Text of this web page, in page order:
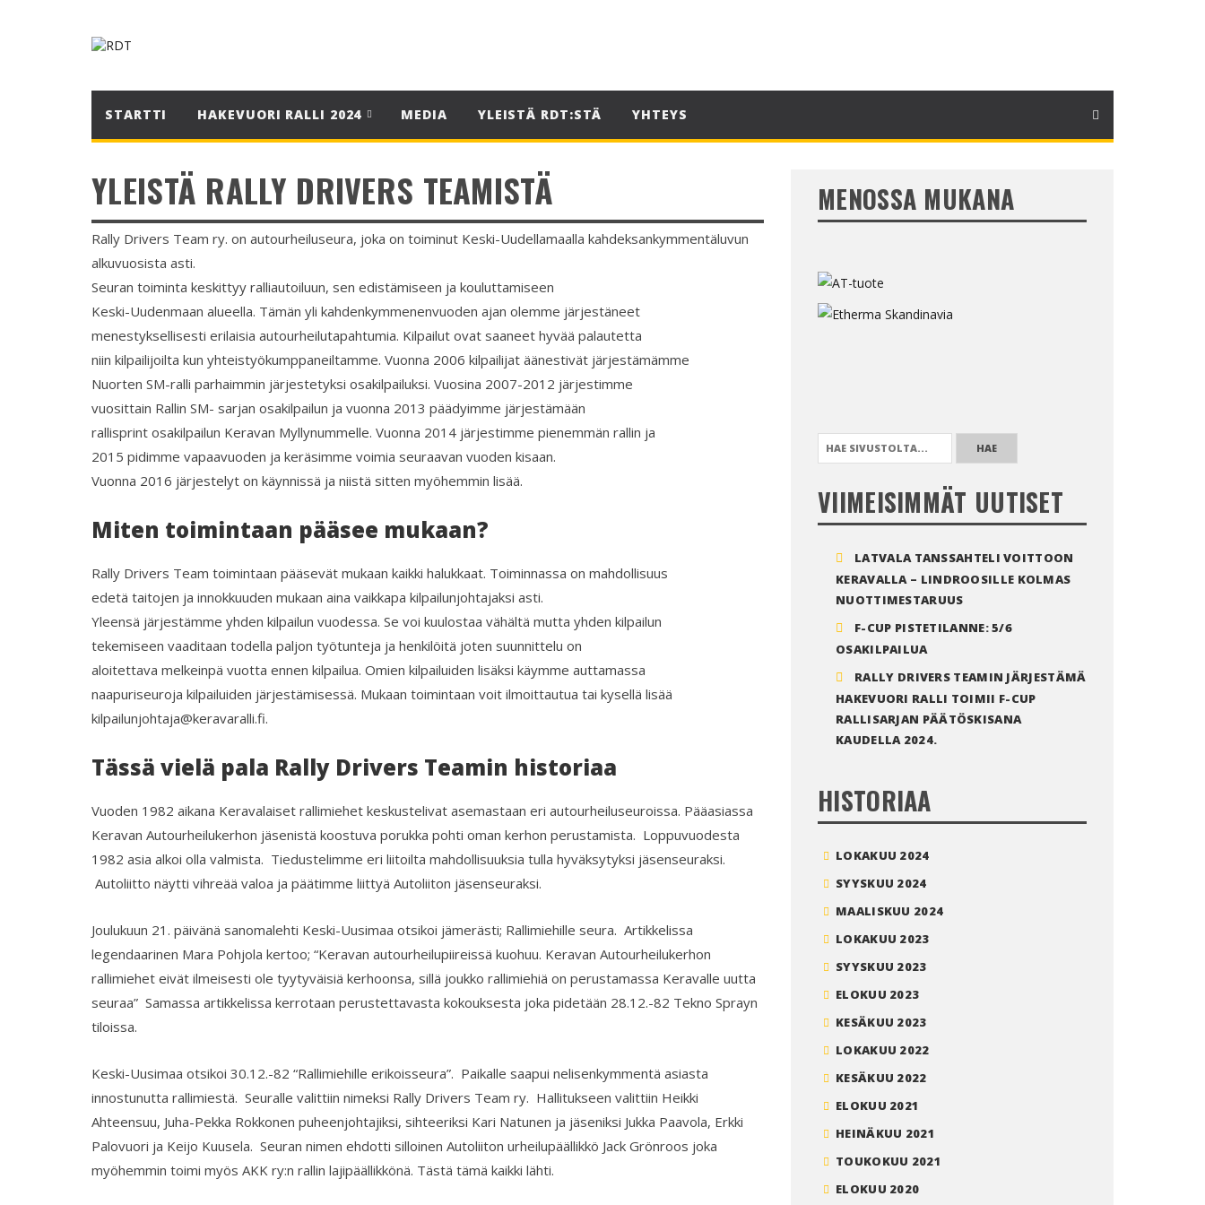
STARTTI HAKEVUORI RALLI 2024 MEDIA YLEISTÄ RDT:STÄ YHTEYS
YLEISTÄ RALLY DRIVERS TEAMISTÄ
Rally Drivers Team ry. on autourheiluseura, joka on toiminut Keski-Uudellamaalla kahdeksankymmentäluvun
alkuvuosista asti.
Seuran toiminta keskittyy ralliautoiluun, sen edistämiseen ja kouluttamiseen
Keski-Uudenmaan alueella. Tämän yli kahdenkymmenenvuoden ajan olemme järjestäneet
menestyksellisesti erilaisia autourheilutapahtumia. Kilpailut ovat saaneet hyvää palautetta
niin kilpailijoilta kun yhteistyökumppaneiltamme. Vuonna 2006 kilpailijat äänestivät järjestämämme
Nuorten SM-ralli parhaimmin järjestetyksi osakilpailuksi. Vuosina 2007-2012 järjestimme
vuosittain Rallin SM- sarjan osakilpailun ja vuonna 2013 päädyimme järjestämään
rallisprint osakilpailun Keravan Myllynummelle. Vuonna 2014 järjestimme pienemmän rallin ja
2015 pidimme vapaavuoden ja keräsimme voimia seuraavan vuoden kisaan.
Vuonna 2016 järjestelyt on käynnissä ja niistä sitten myöhemmin lisää.
Miten toimintaan pääsee mukaan?
Rally Drivers Team toimintaan pääsevät mukaan kaikki halukkaat. Toiminnassa on mahdollisuus
edetä taitojen ja innokkuuden mukaan aina vaikkapa kilpailunjohtajaksi asti.
Yleensä järjestämme yhden kilpailun vuodessa. Se voi kuulostaa vähältä mutta yhden kilpailun
tekemiseen vaaditaan todella paljon työtunteja ja henkilöitä joten suunnittelu on
aloitettava melkeinpä vuotta ennen kilpailua. Omien kilpailuiden lisäksi käymme auttamassa
naapuriseuroja kilpailuiden järjestämisessä. Mukaan toimintaan voit ilmoittautua tai kysellä lisää
kilpailunjohtaja@keravaralli.fi.
Tässä vielä pala Rally Drivers Teamin historiaa
Vuoden 1982 aikana Keravalaiset rallimiehet keskustelivat asemastaan eri autourheiluseuroissa. Pääasiassa
Keravan Autourheilukerhon jäsenistä koostuva porukka pohti oman kerhon perustamista. Loppuvuodesta
1982 asia alkoi olla valmista. Tiedustelimme eri liitoilta mahdollisuuksia tulla hyväksytyksi jäsenseuraksi.
Autoliitto näytti vihreää valoa ja päätimme liittyä Autoliiton jäsenseuraksi.
Joulukuun 21. päivänä sanomalehti Keski-Uusimaa otsikoi jämerästi; Rallimiehille seura. Artikkelissa
legendaarinen Mara Pohjola kertoo; “Keravan autourheilupiireissä kuohuu. Keravan Autourheilukerhon
rallimiehet eivät ilmeisesti ole tyytyväisiä kerhoonsa, sillä joukko rallimiehiä on perustamassa Keravalle uutta
seuraa” Samassa artikkelissa kerrotaan perustettavasta kokouksesta joka pidetään 28.12.-82 Tekno Sprayn
tiloissa.
Keski-Uusimaa otsikoi 30.12.-82 “Rallimiehille erikoisseura”. Paikalle saapui nelisenkymmentä asiasta
innostunutta rallimiestä. Seuralle valittiin nimeksi Rally Drivers Team ry. Hallitukseen valittiin Heikki
Ahteensuu, Juha-Pekka Rokkonen puheenjohtajiksi, sihteeriksi Kari Natunen ja jäseniksi Jukka Paavola, Erkki
Palovuori ja Keijo Kuusela. Seuran nimen ehdotti silloinen Autoliiton urheilupäällikkö Jack Grönroos joka
myöhemmin toimi myös AKK ry:n rallin lajipäällikkönä. Tästä tämä kaikki lähti.
MENOSSA MUKANA
VIIMEISIMMÄT UUTISET
LATVALA TANSSAHTELI VOITTOON
KERAVALLA – LINDROOSILLE KOLMAS
NUOTTIMESTARUUS
F-CUP PISTETILANNE: 5/6
OSAKILPAILUA
RALLY DRIVERS TEAMIN JÄRJESTÄMÄ
HAKEVUORI RALLI TOIMII F-CUP
RALLISARJAN PÄÄTÖSKISANA
KAUDELLA 2024.
HISTORIAA
LOKAKUU 2024
SYYSKUU 2024
MAALISKUU 2024
LOKAKUU 2023
SYYSKUU 2023
ELOKUU 2023
KESÄKUU 2023
LOKAKUU 2022
KESÄKUU 2022
ELOKUU 2021
HEINÄKUU 2021
TOUKOKUU 2021
ELOKUU 2020